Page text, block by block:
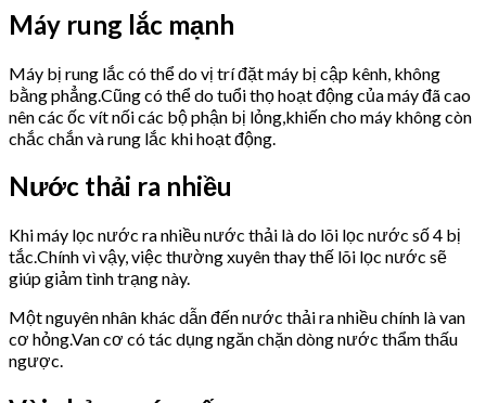
Máy rung lắc mạnh
Máy bị rung lắc có thể do vị trí đặt máy bị cập kênh, không
bằng phẳng.Cũng có thể do tuổi thọ hoạt động của máy đã cao
nên các ốc vít nối các bộ phận bị lỏng,khiến cho máy không còn
chắc chắn và rung lắc khi hoạt động.
Nước thải ra nhiều
Khi máy lọc nước ra nhiều nước thải là do lõi lọc nước số 4 bị
tắc.Chính vì vậy, việc thường xuyên thay thế lõi lọc nước sẽ
giúp giảm tình trạng này.
Một nguyên nhân khác dẫn đến nước thải ra nhiều chính là van
cơ hỏng.Van cơ có tác dụng ngăn chặn dòng nước thẩm thấu
ngược.